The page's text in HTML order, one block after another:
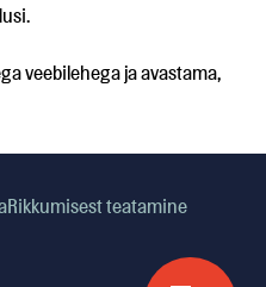
veebilehega ja avastama,
Rikkumisest teatamine